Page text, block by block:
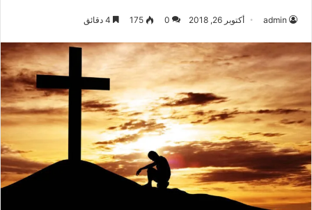
admin أكتوبر 26, 2018 0
175